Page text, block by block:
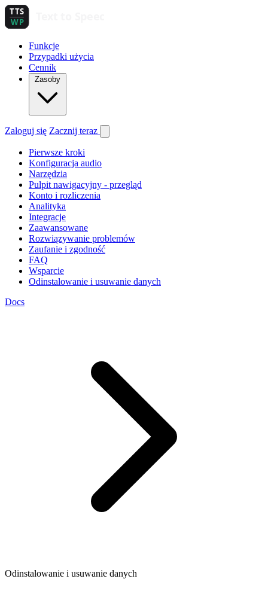
Funkcje
Przypadki użycia
Cennik
Zasoby
Zaloguj się Zacznij teraz
Pierwsze kroki
Konfiguracja audio
Narzędzia
Pulpit nawigacyjny - przegląd
Konto i rozliczenia
Analityka
Integracje
Zaawansowane
Rozwiązywanie problemów
Zaufanie i zgodność
FAQ
Wsparcie
Odinstalowanie i usuwanie danych
Docs
Odinstalowanie i usuwanie danych